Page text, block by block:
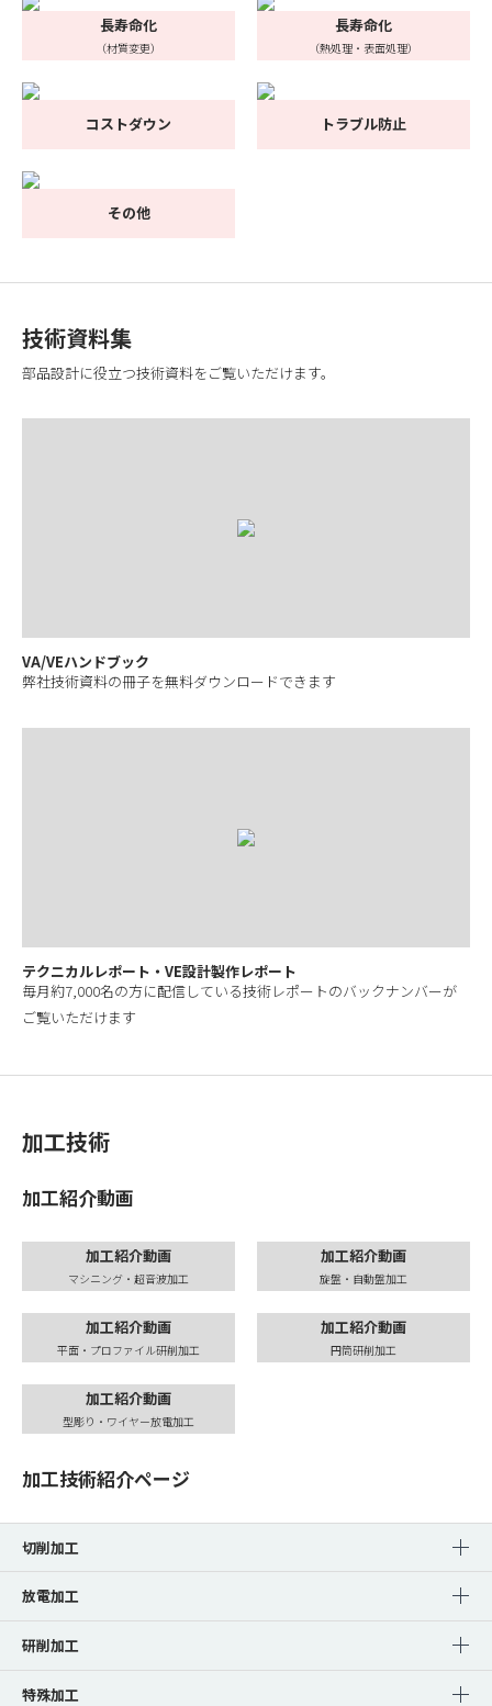
長寿命化
（材質変更）
長寿命化
（熱処理・表面処理）
コストダウン トラブル防止
その他
技術資料集
部品設計に役立つ技術資料をご覧いただけます。
VA/VEハンドブック
弊社技術資料の冊子を無料ダウンロードできます
テクニカルレポート・VE設計製作レポート
毎月約7,000名の方に配信している技術レポートのバックナンバーが
ご覧いただけます
加工技術
加工紹介動画
加工紹介動画
マシニング・超音波加工
加工紹介動画
旋盤・自動盤加工
加工紹介動画
平面・プロファイル研削加工
加工紹介動画
円筒研削加工
加工紹介動画
型彫り・ワイヤー放電加工
加工技術紹介ページ
切削加工
放電加工
研削加工
特殊加工